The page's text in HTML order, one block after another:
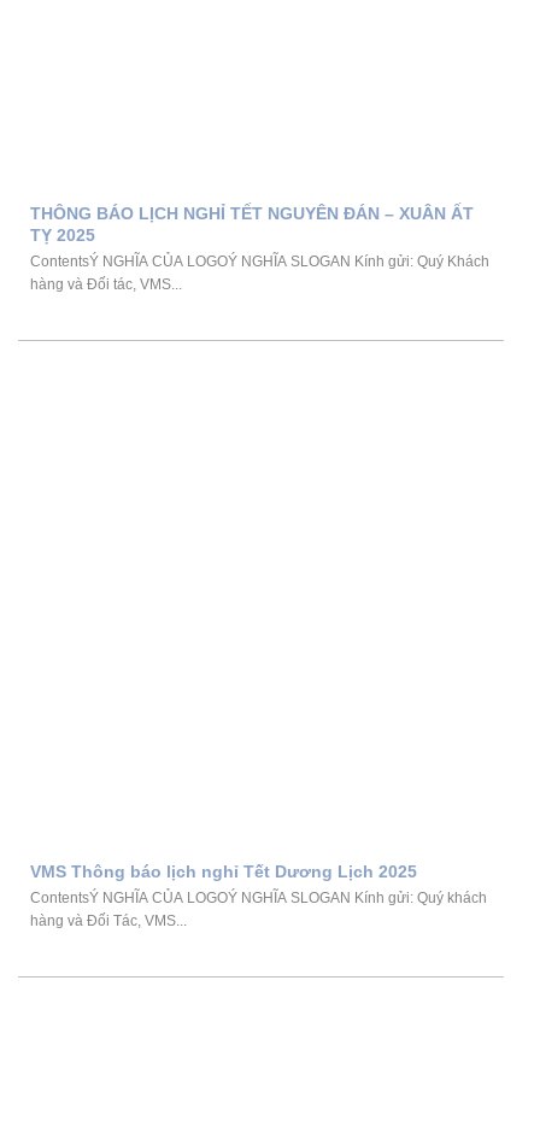
THÔNG BÁO LỊCH NGHỈ TẾT NGUYÊN ĐÁN – XUÂN ẤT
TỴ 2025
ContentsÝ NGHĨA CỦA LOGOÝ NGHĨA SLOGAN Kính gửi: Quý Khách
hàng và Đối tác, VMS...
VMS Thông báo lịch nghỉ Tết Dương Lịch 2025
ContentsÝ NGHĨA CỦA LOGOÝ NGHĨA SLOGAN Kính gửi: Quý khách
hàng và Đối Tác, VMS...